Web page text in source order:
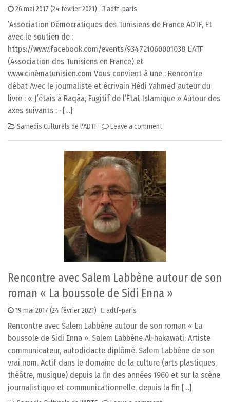
26 mai 2017 (24 février 2021) adtf-paris
’Association Démocratiques des Tunisiens de France ADTF, Et
avec le soutien de :
https://www.facebook.com/events/934721060001038 L’ATF
(Association des Tunisiens en France) et
www.cinématunisien.com Vous convient à une : Rencontre
débat Avec le journaliste et écrivain Hédi Yahmed auteur du
livre : « J’étais à Raqâa, Fugitif de l’État Islamique » Autour des
axes suivants : · […]
Samedis Culturels de l'ADTF Leave a comment
Rencontre avec Salem Labbène autour de son
roman « La boussole de Sidi Enna »
19 mai 2017 (24 février 2021) adtf-paris
Rencontre avec Salem Labbène autour de son roman « La
boussole de Sidi Enna ». Salem Labbène Al-hakawati: Artiste
communicateur, autodidacte diplômé. Salem Labbène de son
vrai nom. Actif dans le domaine de la culture (arts plastiques,
théâtre, musique) depuis la fin des années 1960 et sur la scène
journalistique et communicationnelle, depuis la fin […]